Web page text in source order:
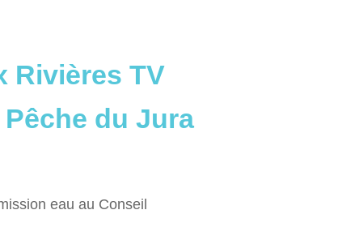
Rivières TV
du Jura
eau au Conseil